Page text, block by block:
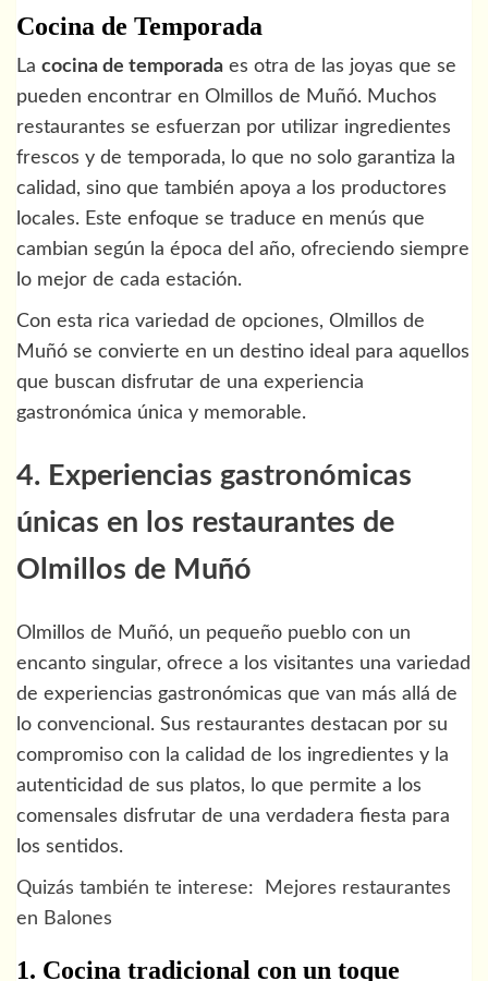
Cocina de Temporada
La cocina de temporada es otra de las joyas que se
pueden encontrar en Olmillos de Muñó. Muchos
restaurantes se esfuerzan por utilizar ingredientes
frescos y de temporada, lo que no solo garantiza la
calidad, sino que también apoya a los productores
locales. Este enfoque se traduce en menús que
cambian según la época del año, ofreciendo siempre
lo mejor de cada estación.
Con esta rica variedad de opciones, Olmillos de
Muñó se convierte en un destino ideal para aquellos
que buscan disfrutar de una experiencia
gastronómica única y memorable.
4. Experiencias gastronómicas
únicas en los restaurantes de
Olmillos de Muñó
Olmillos de Muñó, un pequeño pueblo con un
encanto singular, ofrece a los visitantes una variedad
de experiencias gastronómicas que van más allá de
lo convencional. Sus restaurantes destacan por su
compromiso con la calidad de los ingredientes y la
autenticidad de sus platos, lo que permite a los
comensales disfrutar de una verdadera fiesta para
los sentidos.
Quizás también te interese:
Mejores restaurantes
en Balones
1. Cocina tradicional con un toque